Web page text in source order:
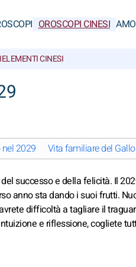
OROSCOPI CINESI
ELEMENTI CINESI
2029 Vita familiare del
successo e della felicità. Il
anno sta dando i suoi frutti.
difficoltà a tagliare il
e riflessione, cogliete